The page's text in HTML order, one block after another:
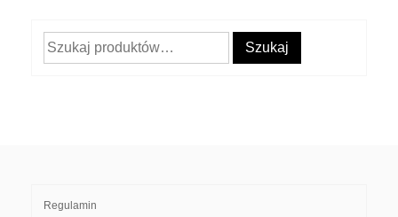
Szukaj: Szukaj
Regulamin